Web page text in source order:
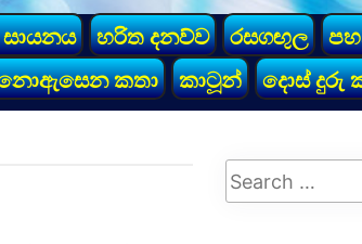
හරිත දනව්ව රසගඟුල
කතා කාටූන් දොස් දුරු